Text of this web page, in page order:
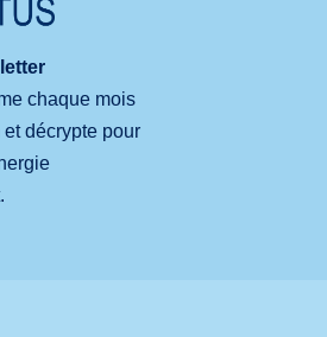
chaque mois
décrypte pour